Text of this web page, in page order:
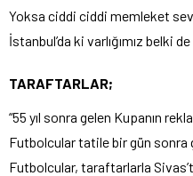
Yoksa ciddi ciddi memleket
İstanbul’da ki varlığımız belki
TARAFTARLAR;
“55 yıl sonra gelen Kupanın
Futbolcular tatile bir gün sonra
Futbolcular, taraftarlarla